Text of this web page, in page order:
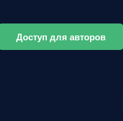
Доступ для авторов